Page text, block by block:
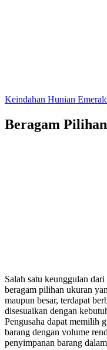
Keindahan Hunian
Beragam
Salah satu keunggulan
beragam pilihan ukuran
maupun besar, terdapat
disesuaikan dengan
Pengusaha dapat memilih
barang dengan volume
penyimpanan barang